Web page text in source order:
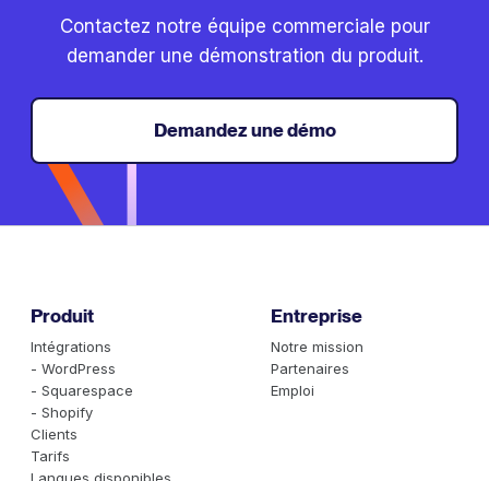
Contactez notre équipe commerciale pour
demander une démonstration du produit.
Demandez une démo
Produit
Intégrations
- WordPress
- Squarespace
- Shopify
Clients
Tarifs
Entreprise
Notre mission
Partenaires
Emploi